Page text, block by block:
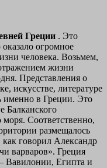
Греции . Это
огромное
человека. Возьмем,
жизни
Представления о
искусстве, литературе
именно в Греции. Это
Балканского
моря. Соответственно,
размещалось
говорил Александр
варваров». Греция
Вавилонии, Египта и